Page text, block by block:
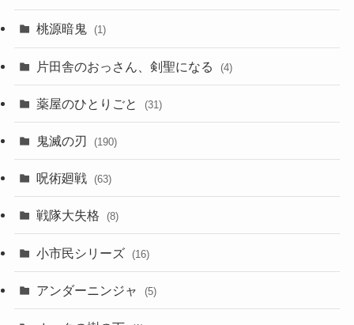
桃源暗鬼 (1)
片田舎のおっさん、剣聖になる (4)
薬屋のひとりごと (31)
鬼滅の刃 (190)
呪術廻戦 (63)
戦隊大失格 (8)
小市民シリーズ (16)
アンダーニンジャ (5)